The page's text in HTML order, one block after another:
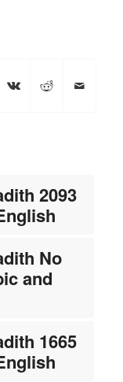
2093
No
and
1665